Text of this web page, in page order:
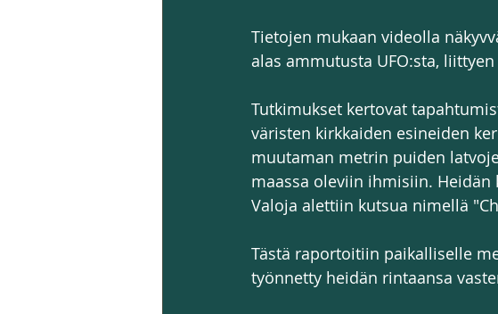
Tietojen mukaan videolla
alas ammutusta UFO:sta,
Tutkimukset kertovat
väristen kirkkaiden esineiden
muutaman metrin puiden
maassa oleviin ihmisiin.
Valoja alettiin kutsua nimellä
Tästä raportoitiin paikalliselle
työnnetty heidän rintaansa